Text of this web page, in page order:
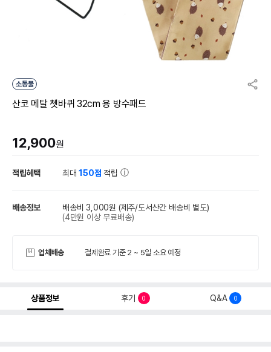
소동물
산코 메탈 쳇바퀴 32cm 용 방수패드
12,900원
적립혜택 최대150점 적립
배송정보 배송비 3,000원 (제주/도서산간 배송비 별도)
(4만원 이상 무료배송)
업체배송 결제완료 기준 2 ~ 5일 소요 예정
상품정보 후기 0 Q&A 0